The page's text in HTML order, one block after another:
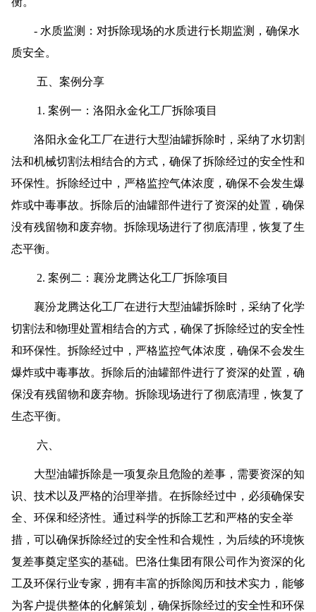
- 水质监测：对拆除现场的水质进行长期监测，确保水
质安全。
五、案例分享
1. 案例一：洛阳永金化工厂拆除项目
洛阳永金化工厂在进行大型油罐拆除时，采纳了水切割
法和机械切割法相结合的方式，确保了拆除经过的安全性和
环保性。拆除经过中，严格监控气体浓度，确保不会发生爆
炸或中毒事故。拆除后的油罐部件进行了资深的处置，确保
没有残留物和废弃物。拆除现场进行了彻底清理，恢复了生
态平衡。
2. 案例二：襄汾龙腾达化工厂拆除项目
襄汾龙腾达化工厂在进行大型油罐拆除时，采纳了化学
切割法和物理处置相结合的方式，确保了拆除经过的安全性
和环保性。拆除经过中，严格监控气体浓度，确保不会发生
爆炸或中毒事故。拆除后的油罐部件进行了资深的处置，确
保没有残留物和废弃物。拆除现场进行了彻底清理，恢复了
生态平衡。
六、
大型油罐拆除是一项复杂且危险的差事，需要资深的知
识、技术以及严格的治理举措。在拆除经过中，必须确保安
全、环保和经济性。通过科学的拆除工艺和严格的安全举
措，可以确保拆除经过的安全性和合规性，为后续的环境恢
复差事奠定坚实的基础。巴洛仕集团有限公司作为资深的化
工及环保行业专家，拥有丰富的拆除阅历和技术实力，能够
为客户提供整体的化解策划，确保拆除经过的安全性和环保